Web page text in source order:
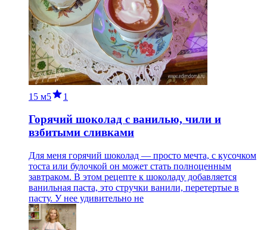
15 м5 1
Горячий шоколад с ванилью, чили и
взбитыми сливками
Для меня горячий шоколад — просто мечта, с кусочком
тоста или булочкой он может стать полноценным
завтраком. В этом рецепте к шоколаду добавляется
ванильная паста, это стручки ванили, перетертые в
пасту. У нее удивительно не